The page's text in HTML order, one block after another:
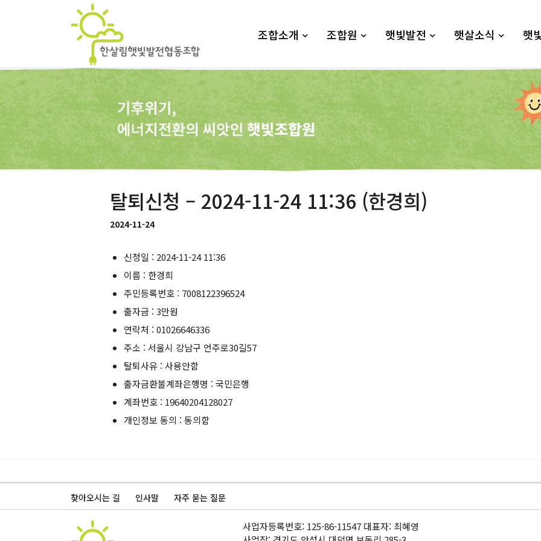
조합소개 조합원 햇빛발전 햇살소식 햇
탈퇴신청 – 2024-11-24 11:36 (한경희)
2024-11-24
신청일 : 2024-11-24 11:36
이름 : 한경희
주민등록번호 : 7008122396524
출자금 : 3만원
연락처 : 01026646336
주소 : 서울시 강남구 언주로30길57
탈퇴사유 : 사용안함
출자금환불계좌은행명 : 국민은행
계좌번호 : 19640204128027
개인정보 동의 : 동의함
찾아오시는 길 인사말 자주 묻는 질문
사업자등록번호: 125-86-11547 대표자: 최혜영